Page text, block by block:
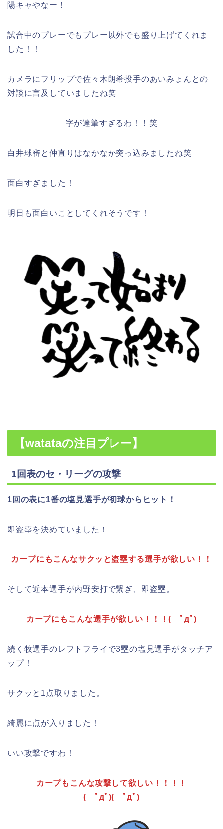
陽キャやなー！
試合中のプレーでもプレー以外でも盛り上げてくれま
した！！
カメラにフリップで佐々木朗希投手のあいみょんとの
対談に言及していましたね笑
字が達筆すぎるわ！！笑
白井球審と仲直りはなかなか突っ込みましたね笑
面白すぎました！
明日も面白いことしてくれそうです！
【watataの注目プレー】
1回表のセ・リーグの攻撃
1回の表に1番の塩見選手が初球からヒット！
即盗塁を決めていました！
カープにもこんなサクッと盗塁する選手が欲しい！！
そして近本選手が内野安打で繋ぎ、即盗塁。
カープにもこんな選手が欲しい！！！( ﾟдﾟ)
続く牧選手のレフトフライで3塁の塩見選手がタッチア
ップ！
サクッと1点取りました。
綺麗に点が入りました！
いい攻撃ですわ！
カープもこんな攻撃して欲しい！！！！
( ﾟдﾟ)( ﾟдﾟ)